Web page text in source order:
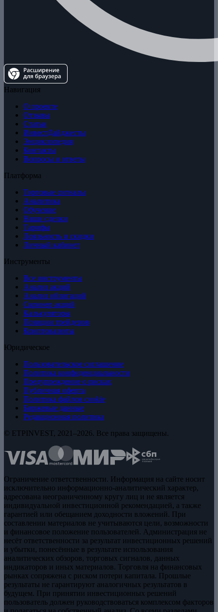
Навигация
О проекте
Отзывы
Статьи
ИнвестДайджесты
Энциклопедия
Контакты
Вопросы и ответы
Платформа
Торговые сигналы
Аналитика
Обучение
Наши сделки
Тарифы
Лояльность и скидки
Личный кабинет
Инструменты
Все инструменты
Анализ акций
Анализ облигаций
Скринер акций
Калькуляторы
Позиции трейдеров
Криптовалюты
Юридическое
Пользовательское соглашение
Политика конфиденциальности
Предупреждение о рисках
Публичная оферта
Политика файлов cookie
Биржевые данные
Редакционная политика
© ETPINVEST, 2021–2026. Все права защищены.
Ограничение ответственности. Информация на сайте носит
исключительно информационно-аналитический характер,
адресована неограниченному кругу лиц и не является
индивидуальной инвестиционной рекомендацией, а также
гарантией или обещанием доходности вложений. При
составлении материалов не учитываются цели, возможности
и финансовое положение пользователей. Администрация не
несёт ответственности за результат инвестиционных решений
и убытки, понесённые в результате использования
аналитических обзоров, торговых сигналов, данных
индикаторов и иных материалов. Торговля на финансовых
рынках сопряжена с риском потери капитала. Прошлые
результаты не гарантируют аналогичных результатов в
будущем. При принятии инвестиционных решений
пользователь должен руководствоваться комплексом факторов